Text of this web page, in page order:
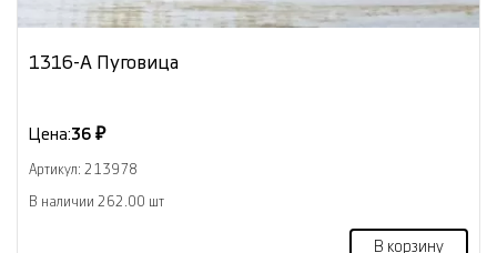
1316-А Пуговица
Цена:36 ₽
Артикул: 213978
В наличии 262.00 шт
В корзину